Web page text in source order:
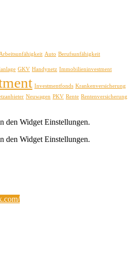
Arbeitsunfähigkeit Auto Berufsunfähigkeit
GKV Handynetz Immobilieninvestment
Investmentfonds Krankenversicherung
Neuwagen PKV Rente Rentenversicherung
den Widget Einstellungen.
den Widget Einstellungen.